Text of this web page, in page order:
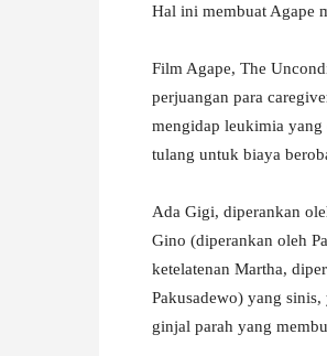
Hal ini membuat Agape
Film Agape, The
perjuangan para
mengidap leukimia
tulang untuk biaya
Ada Gigi, diperankan
Gino (diperankan oleh
ketelatenan Martha,
Pakusadewo) yang
ginjal parah yang